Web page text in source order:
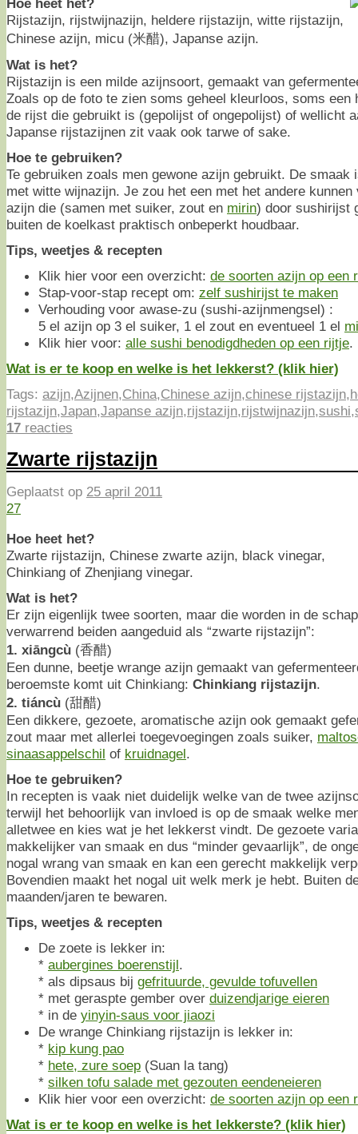
Hoe heet het?
Rijstazijn, rijstwijnazijn, heldere rijstazijn, witte rijstazijn,
Chinese azijn, micu (米醋), Japanse azijn.
Wat is het?
Rijstazijn is een milde azijnsoort, gemaakt van
Zoals op de foto te zien soms geheel kleurloos, soms een
de rijst die gebruikt is (gepolijst of ongepolijst) of wellicht
Japanse rijstazijnen zit vaak ook tarwe of sake.
Hoe te gebruiken?
Te gebruiken zoals men gewone azijn gebruikt. De
met witte wijnazijn. Je zou het een met het andere
azijn die (samen met suiker, zout en mirin) door sushirijst
buiten de koelkast praktisch onbeperkt houdbaar.
Tips, weetjes & recepten
Klik hier voor een overzicht: de soorten azijn op een
Stap-voor-stap recept om: zelf sushirijst te maken
Verhouding voor awase-zu (sushi-azijnmengsel) :
5 el azijn op 3 el suiker, 1 el zout en eventueel 1 el
Klik hier voor: alle sushi benodigdheden op een rijtje.
Wat is er te koop en welke is het lekkerst? (klik hier)
Tags: azijn,Azijnen,China,Chinese azijn,chinese rijstazijn,
rijstazijn,Japan,Japanse azijn,rijstazijn,rijstwijnazijn,sushi,
17 reacties
Zwarte rijstazijn
Geplaatst op 25 april 2011
27
Hoe heet het?
Zwarte rijstazijn, Chinese zwarte azijn, black vinegar,
Chinkiang of Zhenjiang vinegar.
Wat is het?
Er zijn eigenlijk twee soorten, maar die worden in de
verwarrend beiden aangeduid als “zwarte rijstazijn”:
1. xiāngcù (香醋)
Een dunne, beetje wrange azijn gemaakt van
beroemste komt uit Chinkiang: Chinkiang rijstazijn.
2. tiáncù (甜醋)
Een dikkere, gezoete, aromatische azijn ook gemaakt
zout maar met allerlei toegevoegingen zoals suiker,
sinaasappelschil of kruidnagel.
Hoe te gebruiken?
In recepten is vaak niet duidelijk welke van de twee
terwijl het behoorlijk van invloed is op de smaak welke
alletwee en kies wat je het lekkerst vindt. De gezoete
makkelijker van smaak en dus “minder gevaarlijk”, de
nogal wrang van smaak en kan een gerecht makkelijk
Bovendien maakt het nogal uit welk merk je hebt. Buiten
maanden/jaren te bewaren.
Tips, weetjes & recepten
De zoete is lekker in:
* aubergines boerenstijl.
* als dipsaus bij gefrituurde, gevulde tofuvellen
* met geraspte gember over duizendjarige eieren
* in de yinyin-saus voor jiaozi
De wrange Chinkiang rijstazijn is lekker in:
* kip kung pao
* hete, zure soep (Suan la tang)
* silken tofu salade met gezouten eendeneieren
Klik hier voor een overzicht: de soorten azijn op een
Wat is er te koop en welke is het lekkerste? (klik hier)